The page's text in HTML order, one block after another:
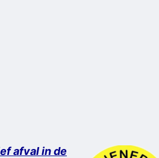
afval in de